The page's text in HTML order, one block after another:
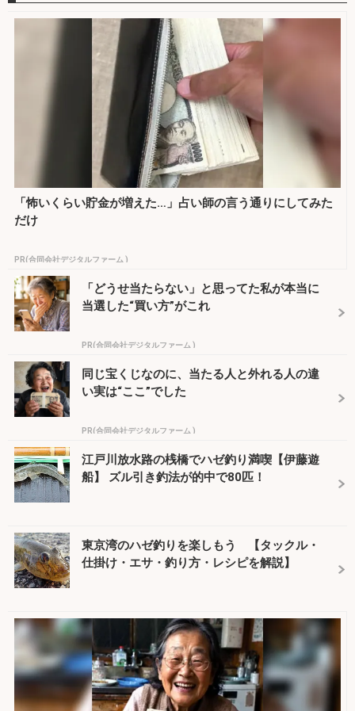
「怖いくらい貯金が増えた…」占い師の言う通りにしてみた
だけ
PR(合同会社デジタルファーム )
「どうせ当たらない」と思ってた私が本当に
当選した“買い方”がこれ
PR(合同会社デジタルファーム )
同じ宝くじなのに、当たる人と外れる人の違
い実は“ここ”でした
PR(合同会社デジタルファーム )
江戸川放水路の桟橋でハゼ釣り満喫【伊藤遊
船】 ズル引き釣法が的中で80匹！
東京湾のハゼ釣りを楽しもう 【タックル・
仕掛け・エサ・釣り方・レシピを解説】